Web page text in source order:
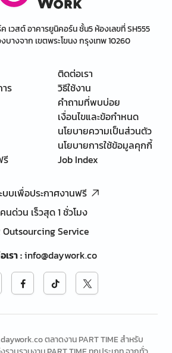
ค เวสต์ อาคารยูนิคอร์น ชั้น5 ห้องเลขที่ SH555
างจาก เขตพระโขนง กรุงเทพ 10260
ร
รี
ติดต่อเรา
วิธีใช้งาน
คำถามที่พบบ่อย
เงื่อนไขและข้อกำหนด
นโยบายความเป็นส่วนตัว
นโยบายการใช้ข้อมูลคุกกี้
Job Index
บบเพื่อประกาศงานฟรี
นด่วน เร็วสุด 1 ชั่วโมง
Outsourcing Service
รา:info@daywork.co
ตลาดงาน PART TIME สำหรับ